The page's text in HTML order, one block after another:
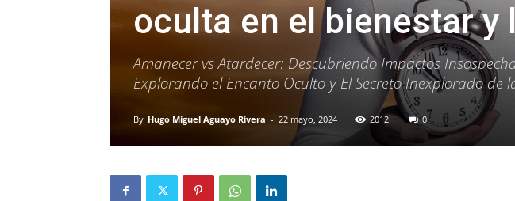
oculta en el bienestar y
Amanecer vs Atardecer: Descubriendo Impactos
Explorando el Encanto Oculto y El Secreto Inexplorado de
By Hugo Miguel Aguayo Rivera - 22 mayo, 2024 2012 0